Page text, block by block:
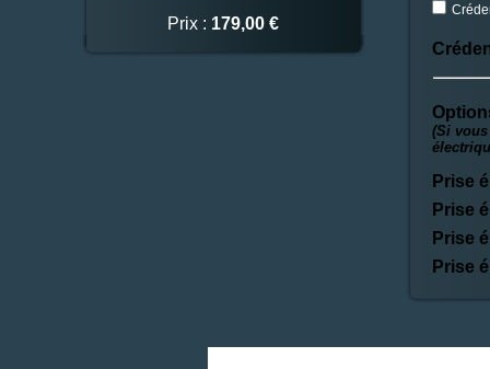
Prix : 179,00 €
(Si
Prise
Prise
Prise
Prise